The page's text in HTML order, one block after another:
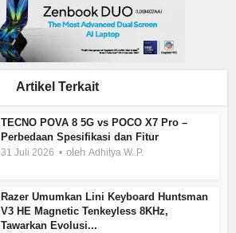
Artikel Terkait
TECNO POVA 8 5G vs POCO X7 Pro –
Perbedaan Spesifikasi dan Fitur
31 Juli 2026 olehAdhitya W. P.
Razer Umumkan Lini Keyboard Huntsman
V3 HE Magnetic Tenkeyless 8KHz,
Tawarkan Evolusi...